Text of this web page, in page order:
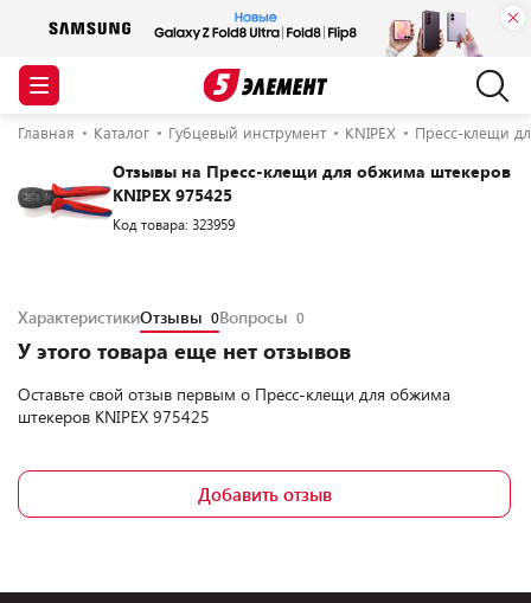
Главная Каталог Губцевый инструмент KNIPEX Пресс-клещи
Отзывы на Пресс-клещи для обжима штекеров
KNIPEX 975425
Код товара: 323959
ХарактеристикиОтзывы 0Вопросы 0
У этого товара еще нет отзывов
Оставьте свой отзыв первым о Пресс-клещи для обжима
штекеров KNIPEX 975425
Добавить отзыв